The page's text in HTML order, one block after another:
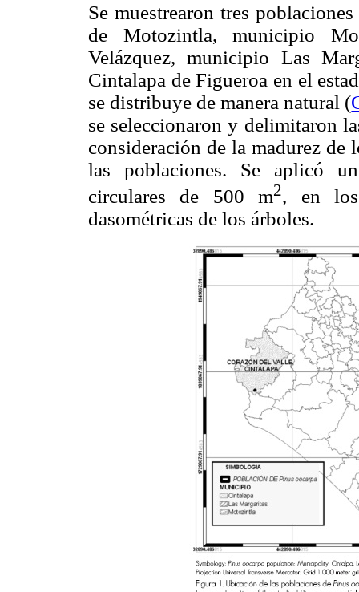
Se muestrearon tres
de Motozintla, municipio
Velázquez, municipio Las
Cintalapa de Figueroa en el
se distribuye de manera natural (
se seleccionaron y delimitaron
consideración de la madurez de
las poblaciones. Se aplicó
circulares de 500 m2, en los
dasométricas de los árboles.